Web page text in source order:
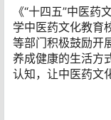
《“十四五”中医
学中医药文化教育
等部门积极鼓励开
养成健康的生活方
认知，让中医药文